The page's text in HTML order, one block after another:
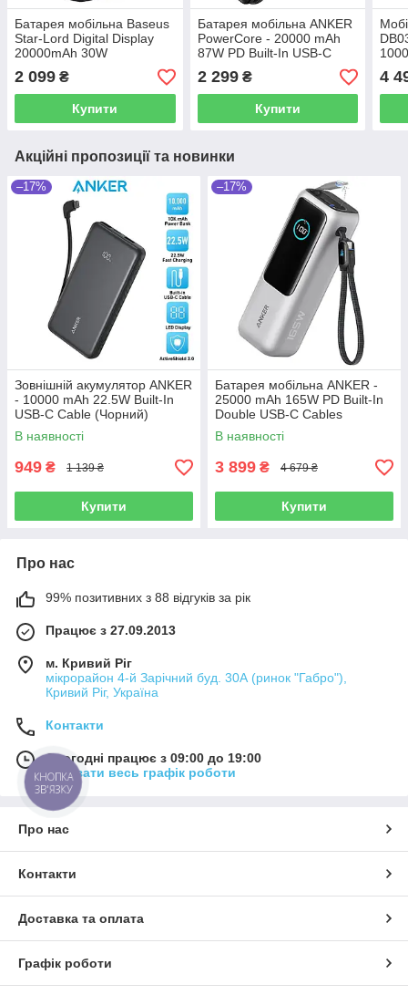
Батарея мобільна Baseus
Star-Lord Digital Display
20000mAh 30W
2 099 ₴
Купити
Батарея мобільна ANKER
PowerCore - 20000 mAh
87W PD Built-In USB-C
Cable (Чорний)
2 299₴
Купити
4
Акційні пропозиції та новинки
–17%
Зовнішній акумулятор ANKER
- 10000 mAh 22.5W Built-In
USB-C Cable (Чорний)
В наявності
949 ₴ 1 139 ₴
Купити
–17%
Батарея мобільна ANKER -
25000 mAh 165W PD Built-In
Double USB-C Cables
(Сріблястий)
В наявності
3 899 ₴ 4 679 ₴
Купити
Про нас
99% позитивних з 88 відгуків за рік
Працює з 27.09.2013
м. Кривий Ріг
мікрорайон 4-й Зарічний буд. 30А (ринок "Габро"),
Кривий Ріг, Україна
Контакти
Сьогодні працює з 09:00 до 19:00
Показати весь графік роботи
Про нас
Контакти
Доставка та оплата
Графік роботи
КНОПКА
ЗВ'ЯЗКУ